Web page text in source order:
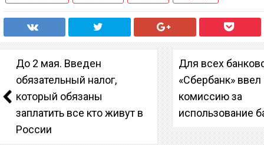
До 2 мая. Введен
обязательный налог,
который обязаны
заплатить все кто живут в
России
Для всех
«Сбербанк» ввел
комиссию за
использование